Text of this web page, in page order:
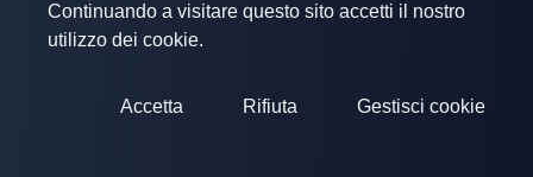
Continuando a visitare questo sito accetti il nostro
utilizzo dei cookie.
Accetta Rifiuta Gestisci cookie